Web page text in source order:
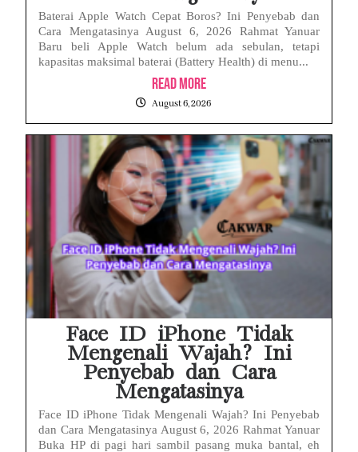
Baterai Apple Watch Cepat Boros? Ini Penyebab dan
Cara Mengatasinya August 6, 2026 Rahmat Yanuar
Baru beli Apple Watch belum ada sebulan, tetapi
kapasitas maksimal baterai (Battery Health) di menu...
Read More
August 6, 2026
Face ID iPhone Tidak
Mengenali Wajah? Ini
Penyebab dan Cara
Mengatasinya
Face ID iPhone Tidak Mengenali Wajah? Ini Penyebab
dan Cara Mengatasinya August 6, 2026 Rahmat Yanuar
Buka HP di pagi hari sambil pasang muka bantal, eh